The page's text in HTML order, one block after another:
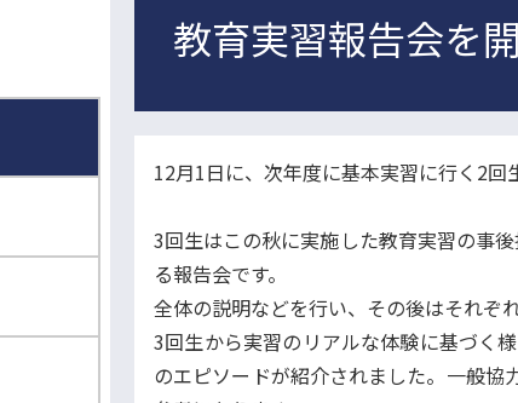
教育実習報告会を
12月1日に、次年度に基本実習に行く2回
3回生はこの秋に実施した教育実習の事
る報告会です。
全体の説明などを行い、その後はそれぞ
3回生から実習のリアルな体験に基づく
のエピソードが紹介されました。一般協